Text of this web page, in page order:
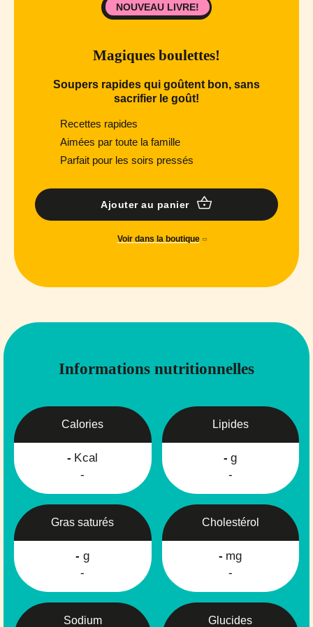
Magiques boulettes!
Soupers rapides qui goûtent bon, sans
sacrifier le goût!
Recettes rapides
Aimées par toute la famille
Parfait pour les soirs pressés
Ajouter au panier
Voir dans la boutique
NOUVEAU LIVRE!
Informations nutritionnelles
Calories
- Kcal
-
Lipides
- g
-
Gras saturés
- g
-
Cholestérol
- mg
-
Sodium Glucides